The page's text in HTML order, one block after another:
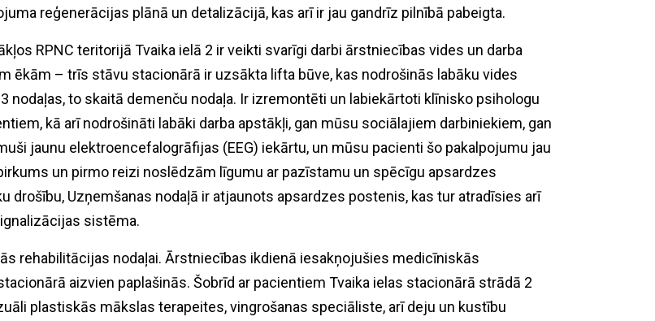
reģenerācijas plānā un detalizācijā, kas arī ir jau gandrīz pilnībā pabeigta.
RPNC teritorijā Tvaika ielā 2 ir veikti svarīgi darbi ārstniecības vides un darba
ēkām – trīs stāvu stacionārā ir uzsākta lifta būve, kas nodrošinās labāku vides
nodaļas, to skaitā demenču nodaļa. Ir izremontēti un labiekārtoti klīnisko psihologu
kā arī nodrošināti labāki darba apstākļi, gan mūsu sociālajiem darbiniekiem, gan
jaunu elektroencefalogrāfijas (EEG) iekārtu, un mūsu pacienti šo pakalpojumu jau
un pirmo reizi noslēdzām līgumu ar pazīstamu un spēcīgu apsardzes
drošību, Uzņemšanas nodaļā ir atjaunots apsardzes postenis, kas tur atradīsies arī
sistēma.
rehabilitācijas nodaļai. Ārstniecības ikdienā iesakņojušies medicīniskās
aizvien paplašinās. Šobrīd ar pacientiem Tvaika ielas stacionārā strādā 2
plastiskās mākslas terapeites, vingrošanas speciāliste, arī deju un kustību